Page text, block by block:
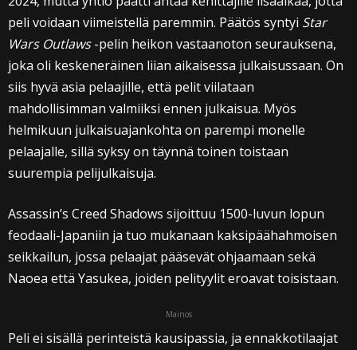
peli voidaan viimeistellä paremmin. Päätös syntyi Star
Wars Outlaws-pelin heikon vastaanoton seurauksena,
joka oli keskeneräinen liian aikaisessa julkaisussaan. On
siis hyvä asia pelaajille, että pelit viilataan
mahdollisimman valmiiksi ennen julkaisua. Myös
helmikuun julkaisuajankohta on parempi monelle
pelaajalle, sillä syksy on täynnä toinen toistaan
suurempia pelijulkaisuja.
Assassin’s Creed Shadows sijoittuu 1500-luvun lopun
feodaali-Japaniin ja tuo mukanaan kaksipäähahmoisen
seikkailun, jossa pelaajat pääsevät ohjaamaan sekä
Naoea että Yasukea, joiden pelityylit eroavat toisistaan.
Mainos
Peli ei sisällä perinteistä kausipassia, ja ennakkotilaajat